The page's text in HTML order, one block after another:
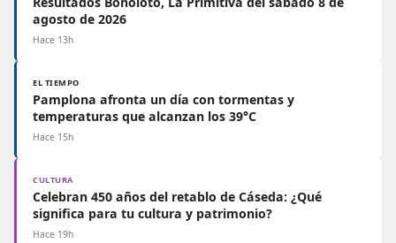
agosto de 2026
Hace 13h
EL TIEMPO
Pamplona afronta un día con tormentas y
temperaturas que alcanzan los 39°C
Hace 15h
CULTURA
Celebran 450 años del retablo de Cáseda: ¿Qué
significa para tu cultura y patrimonio?
Hace 19h